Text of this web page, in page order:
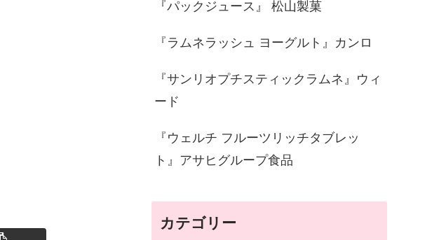
『パックジュース』 松山製菓
『ラムネラッシュ ヨーグルト』カンロ
『サンリオプチスティックラムネ』ウィ
ード
『ウェルチ フルーツリッチタブレッ
ト』アサヒグループ食品
カテゴリー